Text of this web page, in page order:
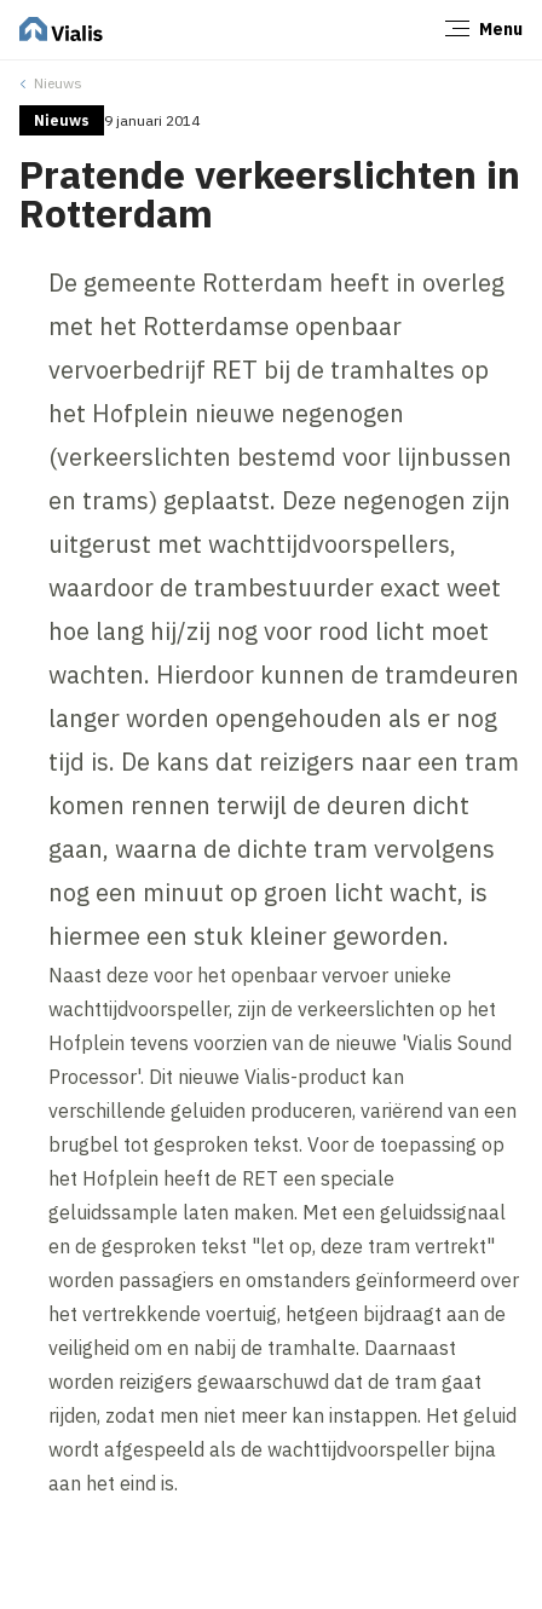
Menu
Nieuws
Nieuws 9 januari 2014
Pratende verkeerslichten in
Rotterdam
De gemeente Rotterdam heeft in overleg
met het Rotterdamse openbaar
vervoerbedrijf RET bij de tramhaltes op
het Hofplein nieuwe negenogen
(verkeerslichten bestemd voor lijnbussen
en trams) geplaatst. Deze negenogen zijn
uitgerust met wachttijdvoorspellers,
waardoor de trambestuurder exact weet
hoe lang hij/zij nog voor rood licht moet
wachten. Hierdoor kunnen de tramdeuren
langer worden opengehouden als er nog
tijd is. De kans dat reizigers naar een tram
komen rennen terwijl de deuren dicht
gaan, waarna de dichte tram vervolgens
nog een minuut op groen licht wacht, is
hiermee een stuk kleiner geworden.
Naast deze voor het openbaar vervoer unieke
wachttijdvoorspeller, zijn de verkeerslichten op het
Hofplein tevens voorzien van de nieuwe 'Vialis Sound
Processor'. Dit nieuwe Vialis-product kan
verschillende geluiden produceren, variërend van een
brugbel tot gesproken tekst. Voor de toepassing op
het Hofplein heeft de RET een speciale
geluidssample laten maken. Met een geluidssignaal
en de gesproken tekst "let op, deze tram vertrekt"
worden passagiers en omstanders geïnformeerd over
het vertrekkende voertuig, hetgeen bijdraagt aan de
veiligheid om en nabij de tramhalte. Daarnaast
worden reizigers gewaarschuwd dat de tram gaat
rijden, zodat men niet meer kan instappen. Het geluid
wordt afgespeeld als de wachttijdvoorspeller bijna
aan het eind is.
Sluiten